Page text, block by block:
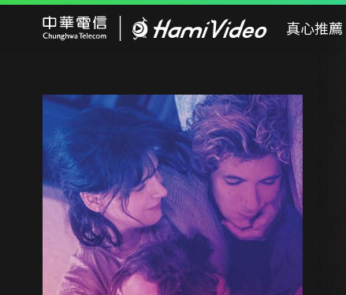
真心推薦